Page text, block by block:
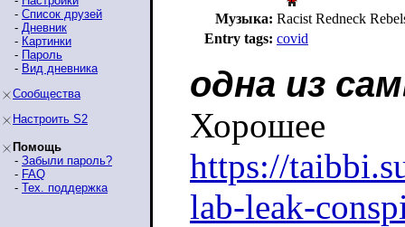
- Список друзей
- Дневник
- Картинки
- Пароль
- Вид дневника
Сообщества
Настроить S2
Помощь
- Забыли пароль?
- FAQ
- Тех. поддержка
Музыка: Racist Redneck
Entry tags: covid
одна из
Хорошее
https://
lab-leak-